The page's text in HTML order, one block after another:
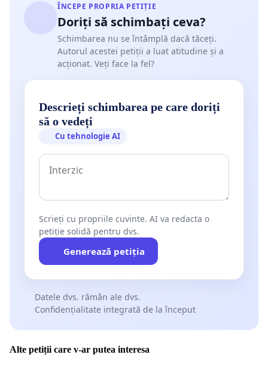
ÎNCEPE PROPRIA PETIȚIE
Doriți să schimbați ceva?
Schimbarea nu se întâmplă dacă tăceți.
Autorul acestei petiții a luat atitudine și a
acționat. Veți face la fel?
Descrieți schimbarea pe care doriți
să o vedeți
Cu tehnologie AI
Scrieți cu propriile cuvinte. AI va redacta o
petiție solidă pentru dvs.
Generează petiția
Datele dvs. rămân ale dvs.
Confidențialitate integrată de la început
Alte petiții care v-ar putea interesa